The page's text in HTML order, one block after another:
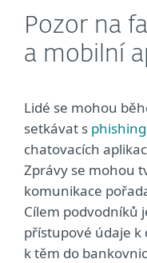
Pozor na
a mobilní
Lidé se mohou
setkávat s
chatovacích
Zprávy se mohou
komunikace
Cílem podvodníků
přístupové údaje
k těm do